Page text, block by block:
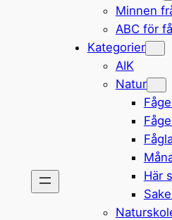
Minnen
ABC för
Kategorier
AIK
Natur
Här